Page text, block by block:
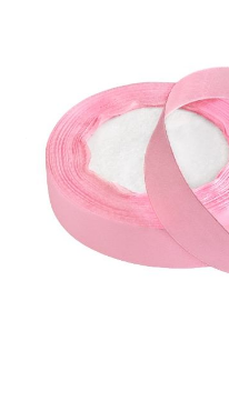
Art. nr. 1207-34ROZE
Variant